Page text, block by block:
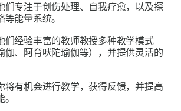
们专注于创伤处理、自我疗愈，以及探
能量系统。
们经验丰富的教师教授多种教学模式
伽、阿育吠陀瑜伽等），并提供灵活的
将有机会进行教学，获得反馈，并提高